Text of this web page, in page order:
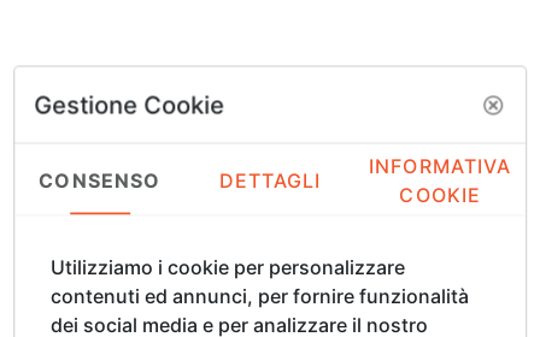
Filippine
Melbourne “Burn” Aquino
Joe Datuin
Romina Diaz
Raffy T. Napay
Gestione Cookie
CONSENSO DETTAGLI
INFORMATIVA
COOKIE
Utilizziamo i cookie per personalizzare
contenuti ed annunci, per fornire funzionalità
dei social media e per analizzare il nostro